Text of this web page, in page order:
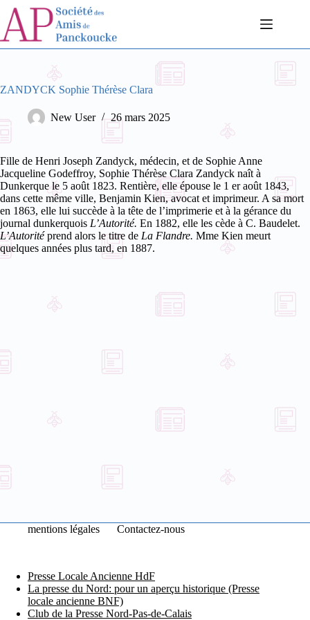
Passer
contenu
ZANDYCK Sophie Thérèse Clara
New User 26 mars 2025
Fille de Henri Joseph Zandyck, médecin, et de Sophie Anne
Jacqueline Godeffroy, Sophie Thérèse Clara Zandyck naît à
Dunkerque le 5 août 1823. Rentière, elle épouse le 1 er août 1843,
dans cette même ville, Benjamin Kien, avocat et imprimeur. A sa mort
en 1863, elle lui succède à la tête de l’imprimerie et à la gérance du
journal dunkerquois L’Autorité. En 1882, elle les cède à C. Baudelet.
L’Autorité prend alors le titre de La Flandre. Mme Kien meurt
quelques années plus tard, en 1887.
mentions légales Contactez-nous
Presse Locale Ancienne HdF
La presse du Nord: pour un aperçu historique (Presse
locale ancienne BNF)
Club de la Presse Nord-Pas-de-Calais